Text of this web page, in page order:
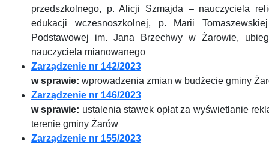
przedszkolnego, p. Alicji Szmajda – nauczyciela
edukacji wczesnoszkolnej, p. Marii
Podstawowej im. Jana Brzechwy w Żarowie,
nauczyciela mianowanego
Zarządzenie nr 142/2023
w sprawie: wprowadzenia zmian w budżecie gminy
Zarządzenie nr 146/2023
w sprawie: ustalenia stawek opłat za wyświetlanie
terenie gminy Żarów
Zarządzenie nr 155/2023